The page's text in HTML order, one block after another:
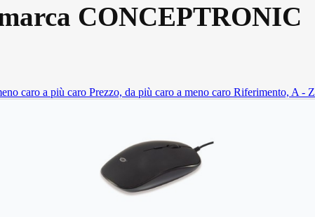
CONCEPTRONIC
caro a più caro Prezzo, da più caro a meno caro Riferimento, A - Z